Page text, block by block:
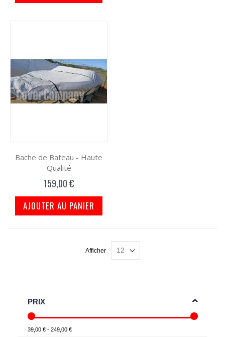
Bache de Bateau - Haute
Qualité
159,00 €
AJOUTER AU PANIER
Afficher
PRIX
39,00 € - 249,00 €